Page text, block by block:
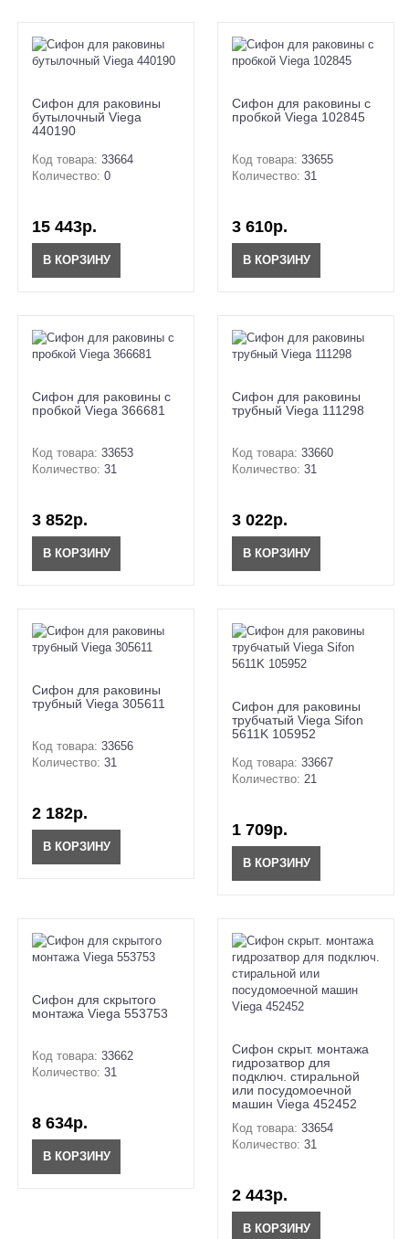
Сифон для раковины
бутылочный Viega
440190
Код товара: 33664
Количество: 0
15 443р.
В КОРЗИНУ
Сифон для раковины с
пробкой Viega 102845
Код товара: 33655
Количество: 31
3 610р.
В КОРЗИНУ
Сифон для раковины с
пробкой Viega 366681
Код товара: 33653
Количество: 31
3 852р.
В КОРЗИНУ
Сифон для раковины
трубный Viega 111298
Код товара: 33660
Количество: 31
3 022р.
В КОРЗИНУ
Сифон для раковины
трубный Viega 305611
Код товара: 33656
Количество: 31
2 182р.
В КОРЗИНУ
Сифон для раковины
трубчатый Viega Sifon
5611K 105952
Код товара: 33667
Количество: 21
1 709р.
В КОРЗИНУ
Сифон для скрытого
монтажа Viega 553753
Код товара: 33662
Количество: 31
8 634р.
В КОРЗИНУ
Сифон скрыт. монтажа
гидрозатвор для
подключ. стиральной
или посудомоечной
машин Viega 452452
Код товара: 33654
Количество: 31
2 443р.
В КОРЗИНУ